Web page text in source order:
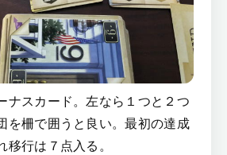
ナスカード。左なら１つと２つ
を柵で囲うと良い。最初の達成
行は７点入る。